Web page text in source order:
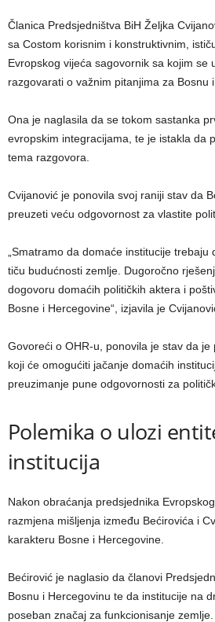
Članica Predsjedništva BiH Željka
sa Costom korisnim i konstruktivnim,
Evropskog vijeća sagovornik sa kojim se
razgovarati o važnim pitanjima za Bosnu i
Ona je naglasila da se tokom sastanka
evropskim integracijama, te je istakla da
tema razgovora.
Cvijanović je ponovila svoj raniji stav da
preuzeti veću odgovornost za vlastite
„Smatramo da domaće institucije
tiču budućnosti zemlje. Dugoročno
dogovoru domaćih političkih aktera i
Bosne i Hercegovine“, izjavila je
Govoreći o OHR-u, ponovila je stav da
koji će omogućiti jačanje domaćih
preuzimanje pune odgovornosti za
Polemika o ulozi
institucija
Nakon obraćanja predsjednika
razmjena mišljenja između Bećirovića i
karakteru Bosne i Hercegovine.
Bećirović je naglasio da članovi
Bosnu i Hercegovinu te da institucije na
poseban značaj za funkcionisanje zemlje.